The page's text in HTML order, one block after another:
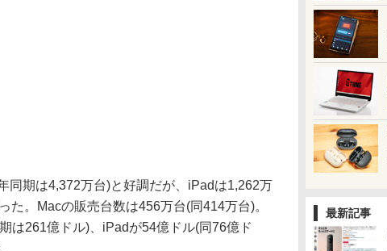
最新記事
期は4,372万台)と好調だが、iPadは1,262万
た。Macの販売台数は456万台(同414万台)。
は261億ドル)、iPadが54億ドル(同76億ド